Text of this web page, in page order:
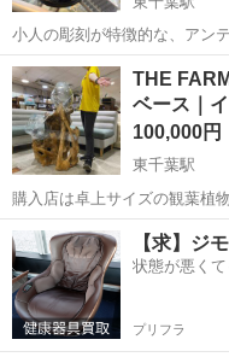
小人の彫刻が特徴的な、アン
級感あり、花器や小物入れと
す。 ボウル内に小傷がありま
クがあります。 ...
千葉 千葉市
THE
ベース｜
100,000円
東千葉駅
購入店は卓上サイズの観葉植
物まで、お部屋を彩るあらゆ
FARM」 流木部分はそのまま
ある美しい作りで新しい姿の
千葉 千葉市 東千葉駅
【求】ジ
状態が悪く
プリフラ